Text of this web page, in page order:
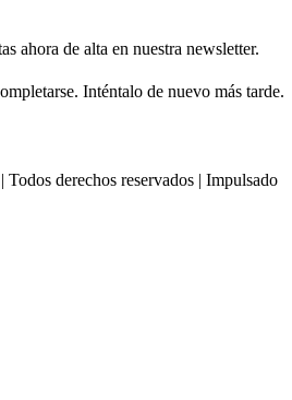
ahora de alta en nuestra newsletter.
Inténtalo de nuevo más tarde.
| Todos derechos reservados | Impulsado